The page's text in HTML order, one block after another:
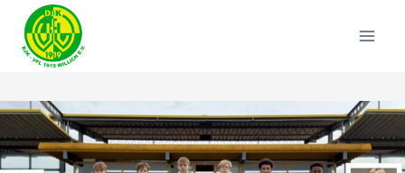
Inhalt
springen